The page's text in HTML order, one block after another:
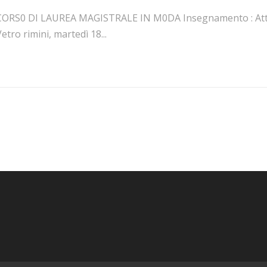
DI LAUREA MAGISTRALE IN M0DA Insegnamento :
rimini, martedì 18...